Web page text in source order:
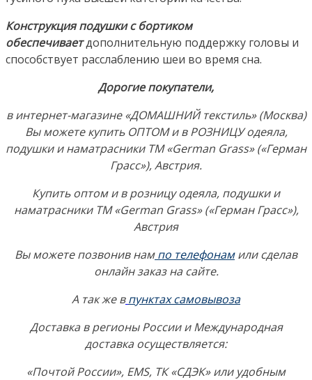
Конструкция подушки с бортиком
обеспечиваетдополнительную поддержку головы и
способствует расслаблению шеи во время сна.
Дорогие покупатели,
в интернет-магазине «ДОМАШНИЙ текстиль» (Москва)
Вы можете купить ОПТОМ и в РОЗНИЦУ одеяла,
подушки и наматрасники ТМ «German Grass» («Герман
Грасс»), Австрия.
Купить оптом и в розницу одеяла, подушки и
наматрасники ТМ «German Grass» («Герман Грасс»),
Австрия
Вы можете позвонив нам по телефонам или сделав
онлайн заказ на сайте.
А так же в пунктах самовывоза
Доставка в регионы России и Международная
доставка осуществляется:
«Почтой России», EMS, ТК «СДЭК» или удобным